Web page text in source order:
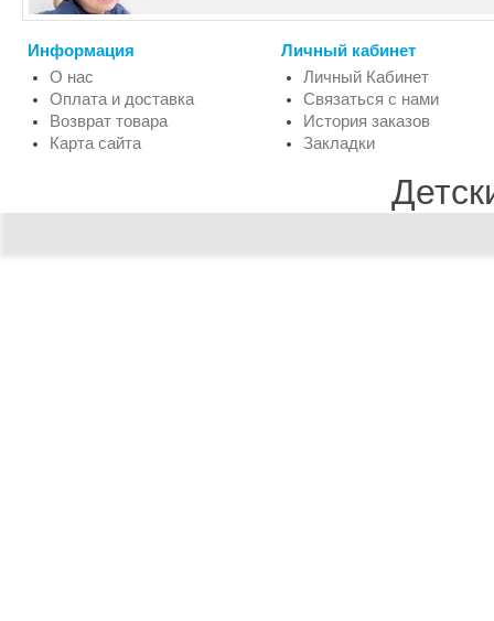
Информация
О нас
Оплата и доставка
Возврат товара
Карта сайта
Личный кабинет
Личный Кабинет
Связаться с нами
История заказов
Закладки